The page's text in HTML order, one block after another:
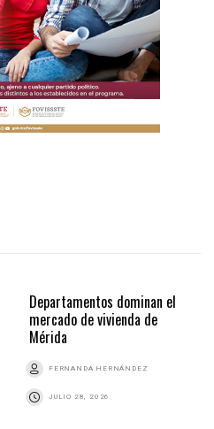
Departamentos dominan el
mercado de vivienda de
Mérida
FERNANDA HERNÁNDEZ
JULIO 28, 2026